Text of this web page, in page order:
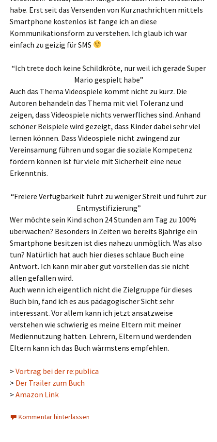
habe. Erst seit das Versenden von Kurznachrichten mittels
Smartphone kostenlos ist fange ich an diese
Kommunikationsform zu verstehen. Ich glaub ich war
einfach zu geizig für SMS
“Ich trete doch keine Schildkröte, nur weil ich gerade Super
Mario gespielt habe”
Auch das Thema Videospiele kommt nicht zu kurz. Die
Autoren behandeln das Thema mit viel Toleranz und
zeigen, dass Videospiele nichts verwerfliches sind. Anhand
schöner Beispiele wird gezeigt, dass Kinder dabei sehr viel
lernen können. Dass Videospiele nicht zwingend zur
Vereinsamung führen und sogar die soziale Kompetenz
fördern können ist für viele mit Sicherheit eine neue
Erkenntnis.
“Freiere Verfügbarkeit führt zu weniger Streit und führt zur
Entmystifizierung”
Wer möchte sein Kind schon 24 Stunden am Tag zu 100%
überwachen? Besonders in Zeiten wo bereits 8jährige ein
Smartphone besitzen ist dies nahezu unmöglich. Was also
tun? Natürlich hat auch hier dieses schlaue Buch eine
Antwort. Ich kann mir aber gut vorstellen das sie nicht
allen gefallen wird.
Auch wenn ich eigentlich nicht die Zielgruppe für dieses
Buch bin, fand ich es aus pädagogischer Sicht sehr
interessant. Vor allem kann ich jetzt ansatzweise
verstehen wie schwierig es meine Eltern mit meiner
Mediennutzung hatten. Lehrern, Eltern und werdenden
Eltern kann ich das Buch wärmstens empfehlen.
> Vortrag bei der re:publica
> Der Trailer zum Buch
> Amazon Link
Kommentar hinterlassen